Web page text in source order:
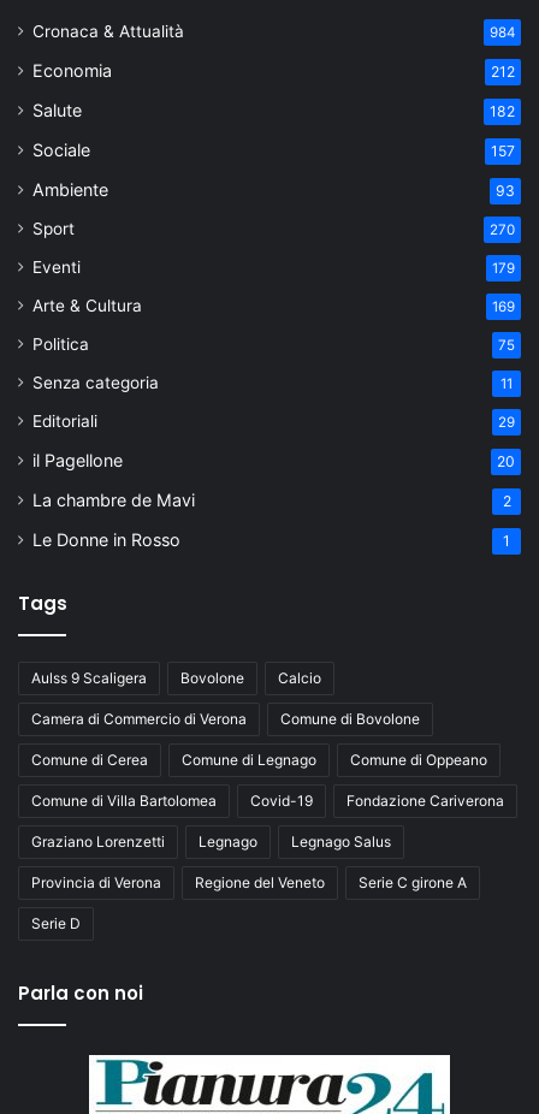
Cronaca & Attualità 984
Economia 212
Salute 182
Sociale 157
Ambiente 93
Sport 270
Eventi 179
Arte & Cultura 169
Politica 75
Senza categoria 11
Editoriali 29
il Pagellone 20
La chambre de Mavi 2
Le Donne in Rosso 1
Tags
Aulss 9 Scaligera Bovolone Calcio
Camera di Commercio di Verona Comune di Bovolone
Comune di Cerea Comune di Legnago Comune di Oppeano
Comune di Villa Bartolomea Covid-19 Fondazione Cariverona
Graziano Lorenzetti Legnago Legnago Salus
Provincia di Verona Regione del Veneto Serie C girone A
Serie D
Parla con noi